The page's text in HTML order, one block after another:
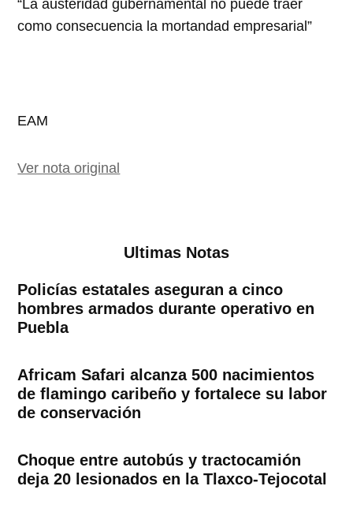
“La austeridad gubernamental no puede traer
como consecuencia la mortandad empresarial”
EAM
Ver nota original
Ultimas Notas
Policías estatales aseguran a cinco
hombres armados durante operativo en
Puebla
Africam Safari alcanza 500 nacimientos
de flamingo caribeño y fortalece su labor
de conservación
Choque entre autobús y tractocamión
deja 20 lesionados en la Tlaxco-Tejocotal